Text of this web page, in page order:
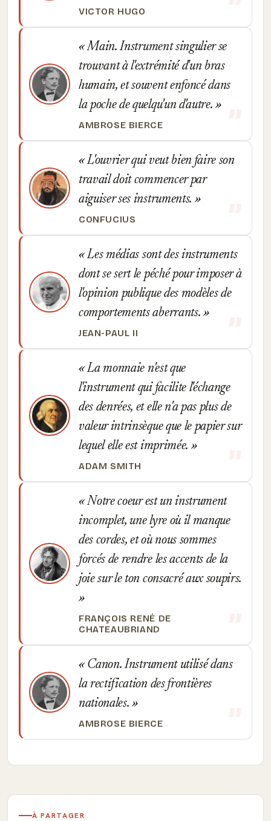
VICTOR HUGO
Main. Instrument singulier se
trouvant à l'extrémité d'un bras
humain, et souvent enfoncé dans
la poche de quelqu'un d'autre.
AMBROSE BIERCE
L'ouvrier qui veut bien faire son
travail doit commencer par
aiguiser ses instruments.
CONFUCIUS
Les médias sont des instruments
dont se sert le péché pour imposer à
l'opinion publique des modèles de
comportements aberrants.
JEAN-PAUL II
La monnaie n'est que
l'instrument qui facilite l'échange
des denrées, et elle n'a pas plus de
valeur intrinsèque que le papier sur
lequel elle est imprimée.
ADAM SMITH
Notre coeur est un instrument
incomplet, une lyre où il manque
des cordes, et où nous sommes
forcés de rendre les accents de la
joie sur le ton consacré aux soupirs.
FRANÇOIS RENÉ DE
CHATEAUBRIAND
Canon. Instrument utilisé dans
la rectification des frontières
nationales.
AMBROSE BIERCE
À PARTAGER